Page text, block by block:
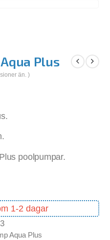
Plus
än. )
poolpumpar.
1-2 dagar
Aqua Plus